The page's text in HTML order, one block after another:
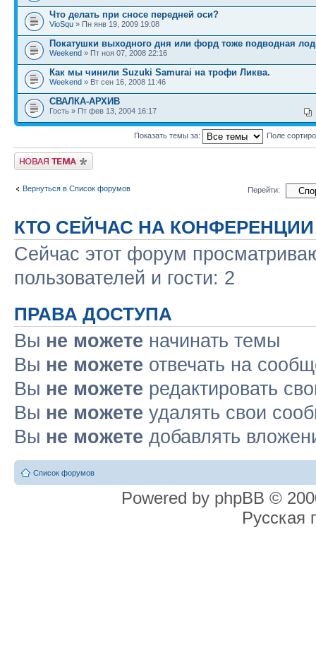
Что делать при сносе передней оси?
VioSqu » Пн янв 19, 2009 19:08
Покатушки выходного дня или форд тоже подводная
Weekend » Пт ноя 07, 2008 22:16
Как мы чинили Suzuki Samurai на трофи Ликва.
Weekend » Вт сен 16, 2008 11:46
СВАЛКА-АРХИВ
Гость » Пт фев 13, 2004 16:17
Показать темы за: Поле
Новая тема
Вернуться в Список форумов Перейти:
КТО СЕЙЧАС НА КОНФЕРЕНЦИИ
Сейчас этот форум
пользователей и гости: 2
ПРАВА ДОСТУПА
Вы не можете начинать темы
Вы не можете отвечать на
Вы не можете редактировать
Вы не можете удалять свои
Вы не можете добавлять
Список форумов
Powered by phpBB ©
Русская